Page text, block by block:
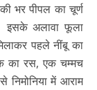
भर पीपल का चूर्ण
इसके अलावा फूला
पहले नींबू का
का रस, एक चम्मच
में आराम